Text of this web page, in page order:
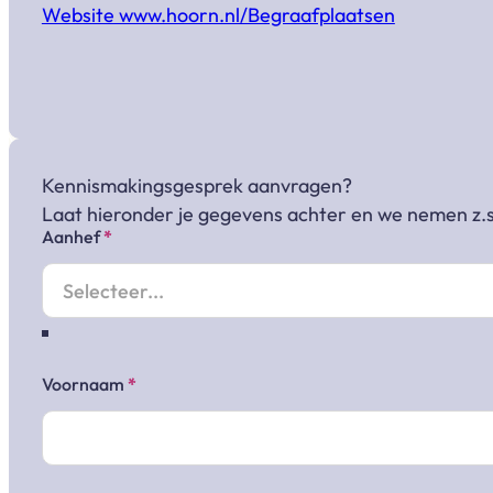
Website www.hoorn.nl/Begraafplaatsen
Kennismakingsgesprek aanvragen?
Laat hieronder je gegevens achter en we nemen
Sectie
Aanhef*
Voornaam *